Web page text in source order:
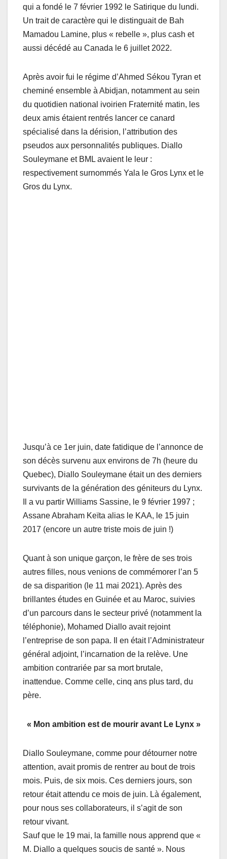
qui a fondé le 7 février 1992 le Satirique du lundi.
Un trait de caractère qui le distinguait de Bah
Mamadou Lamine, plus « rebelle », plus cash et
aussi décédé au Canada le 6 juillet 2022.
Après avoir fui le régime d’Ahmed Sékou Tyran et
cheminé ensemble à Abidjan, notamment au sein
du quotidien national ivoirien Fraternité matin, les
deux amis étaient rentrés lancer ce canard
spécialisé dans la dérision, l’attribution des
pseudos aux personnalités publiques. Diallo
Souleymane et BML avaient le leur :
respectivement surnommés Yala le Gros Lynx et le
Gros du Lynx.
Jusqu’à ce 1er juin, date fatidique de l’annonce de
son décès survenu aux environs de 7h (heure du
Quebec), Diallo Souleymane était un des derniers
survivants de la génération des géniteurs du Lynx.
Il a vu partir Williams Sassine, le 9 février 1997 ;
Assane Abraham Keïta alias le KAA, le 15 juin
2017 (encore un autre triste mois de juin !)
Quant à son unique garçon, le frère de ses trois
autres filles, nous venions de commémorer l’an 5
de sa disparition (le 11 mai 2021). Après des
brillantes études en Guinée et au Maroc, suivies
d’un parcours dans le secteur privé (notamment la
téléphonie), Mohamed Diallo avait rejoint
l’entreprise de son papa. Il en était l’Administrateur
général adjoint, l’incarnation de la relève. Une
ambition contrariée par sa mort brutale,
inattendue. Comme celle, cinq ans plus tard, du
père.
« Mon ambition est de mourir avant Le Lynx »
Diallo Souleymane, comme pour détourner notre
attention, avait promis de rentrer au bout de trois
mois. Puis, de six mois. Ces derniers jours, son
retour était attendu ce mois de juin. Là également,
pour nous ses collaborateurs, il s’agit de son
retour vivant.
Sauf que le 19 mai, la famille nous apprend que «
M. Diallo a quelques soucis de santé ». Nous